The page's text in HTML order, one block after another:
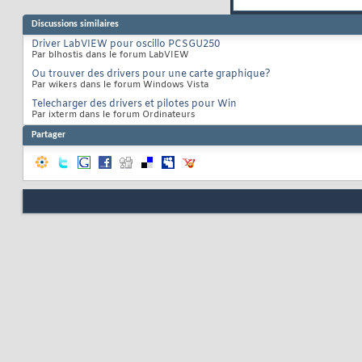
Discussions similaires
Driver LabVIEW pour oscillo PCSGU250
Par blhostis dans le forum LabVIEW
Ou trouver des drivers pour une carte graphique?
Par wikers dans le forum Windows Vista
Telecharger des drivers et pilotes pour Win
Par ixterm dans le forum Ordinateurs
Partager